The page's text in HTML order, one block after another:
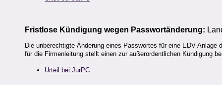
Fristlose Kündigung wegen Passwortänderung:
Die unberechtigte Änderung eines Passwortes für eine EDV-
für die Firmenleitung stellt einen zur außerordentlichen Kündigung
Urteil bei JurPC